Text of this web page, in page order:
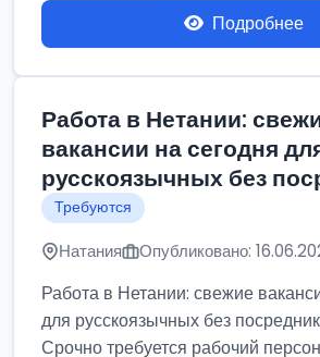
Подробнее
Работа в Нетании:
вакансии на сегодня
русскоязычных без
Требуются
Натания Опубликовано:
Работа в Нетании: свежие
для русскоязычных без
Срочно требуется рабочий